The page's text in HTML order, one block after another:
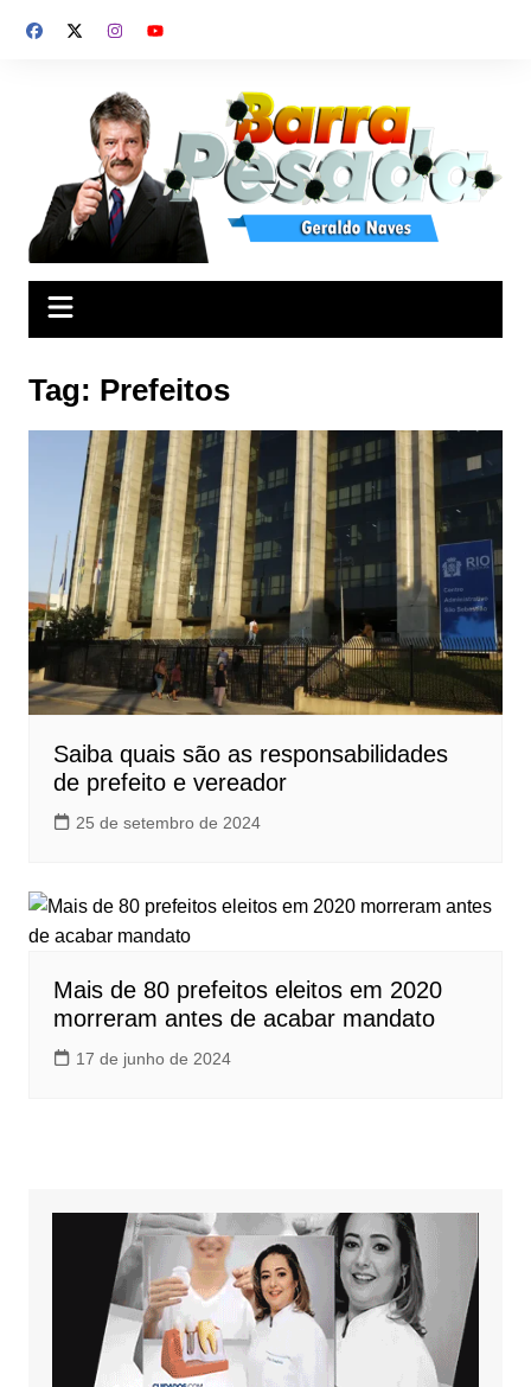
para
Tag: Prefeitos
Saiba quais são as responsabilidades
de prefeito e vereador
25 de setembro de 2024
Mais de 80 prefeitos eleitos em 2020
morreram antes de acabar mandato
17 de junho de 2024